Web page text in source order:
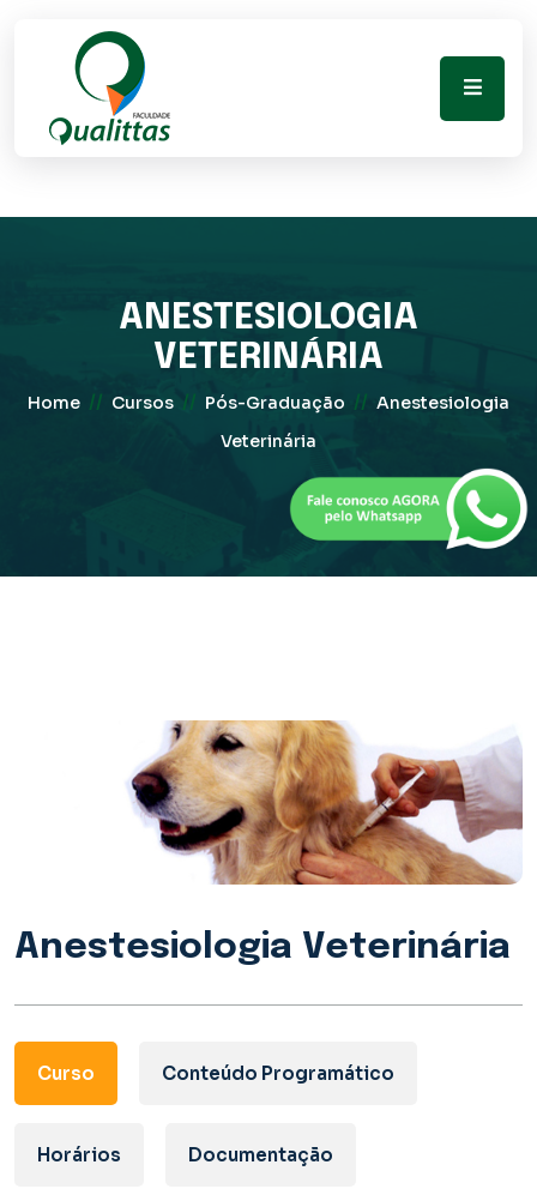
ANESTESIOLOGIA
VETERINÁRIA
Home // Cursos // Pós-Graduação // Anestesiologia
Veterinária
Anestesiologia Veterinária
Curso Conteúdo Programático
Horários Documentação